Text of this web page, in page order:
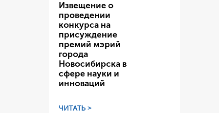
Извещение о
проведении
конкурса на
присуждение
премий мэрий
города
Новосибирска в
сфере науки и
инноваций
ЧИТАТЬ >